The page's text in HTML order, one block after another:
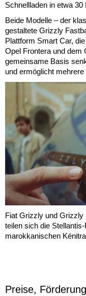
Schnellladen in etwa 30
Beide Modelle – der
gestaltete Grizzly
Plattform Smart Car,
Opel Frontera und dem
gemeinsame Basis
und ermöglicht
Fiat Grizzly und
teilen sich die
marokkanischen
Preise,